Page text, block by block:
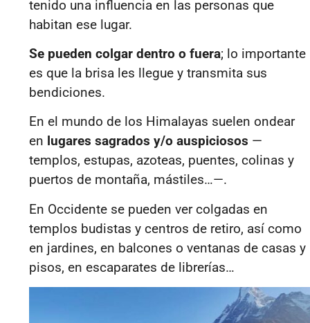
tenido una influencia en las personas que
habitan ese lugar.
Se pueden colgar dentro o fuera; lo importante
es que la brisa les llegue y transmita sus
bendiciones.
En el mundo de los Himalayas suelen ondear
en lugares sagrados y/o auspiciosos —
templos, estupas, azoteas, puentes, colinas y
puertos de montaña, mástiles…—.
En Occidente se pueden ver colgadas en
templos budistas y centros de retiro, así como
en jardines, en balcones o ventanas de casas y
pisos, en escaparates de librerías…